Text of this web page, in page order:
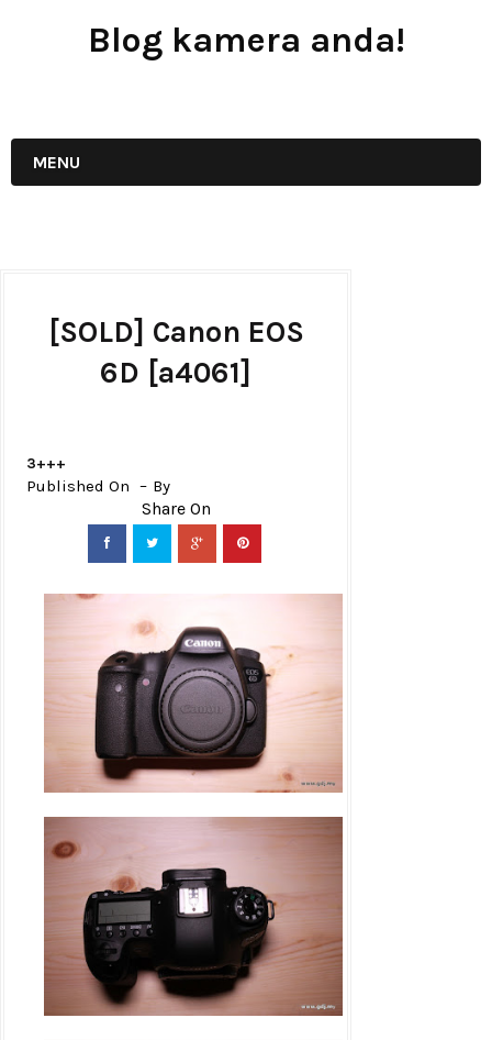
Blog kamera anda!
MENU
[SOLD] Canon EOS
6D [a4061]
3+++
Published On By